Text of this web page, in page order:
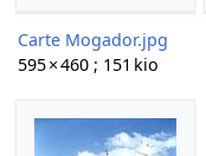
Carte Mogador.jpg
595 × 460 ; 151 kio